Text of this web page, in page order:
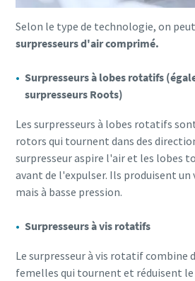
Selon le type de technologie, on
surpresseurs d'air comprimé.
Surpresseurs à lobes rotatifs
surpresseurs Roots)
Les surpresseurs à lobes rotatifs
rotors qui tournent dans des
surpresseur aspire l'air et les lobes
avant de l'expulser. Ils produisent un
mais à basse pression.
Surpresseurs à vis rotatifs
Le surpresseur à vis rotatif combine
femelles qui tournent et réduisent